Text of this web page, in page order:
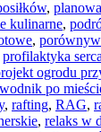
,
kulinarne,
,
profilaktyka serca
ogrodu
po
, rafting, RAG,
, relaks w